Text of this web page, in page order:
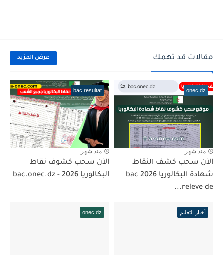
مقالات قد تهمك عرض المزيد
onec dz
منذ شهر
الآن سحب كشف النقاط
شهادة البكالوريا 2026 bac
releve de...
bac resultat
منذ شهر
الآن سحب كشوف نقاط
البكالوريا 2026 - bac.onec.dz
أخبار التعليم onec dz